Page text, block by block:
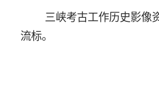
三峡考古工作历史影像
流标。